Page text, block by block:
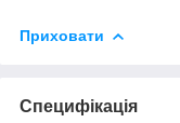
Приховати
Специфікація